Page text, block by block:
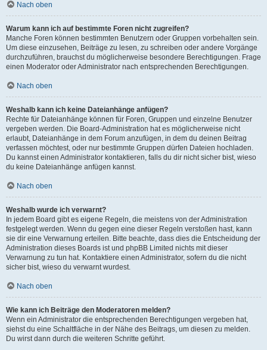
Nach oben
Warum kann ich auf bestimmte Foren nicht zugreifen?
Manche Foren können bestimmten Benutzern oder Gruppen vorbehalten sein.
Um diese einzusehen, Beiträge zu lesen, zu schreiben oder andere Vorgänge
durchzuführen, brauchst du möglicherweise besondere Berechtigungen. Frage
einen Moderator oder Administrator nach entsprechenden Berechtigungen.
Nach oben
Weshalb kann ich keine Dateianhänge anfügen?
Rechte für Dateianhänge können für Foren, Gruppen und einzelne Benutzer
vergeben werden. Die Board-Administration hat es möglicherweise nicht
erlaubt, Dateianhänge in dem Forum anzufügen, in dem du deinen Beitrag
verfassen möchtest, oder nur bestimmte Gruppen dürfen Dateien hochladen.
Du kannst einen Administrator kontaktieren, falls du dir nicht sicher bist, wieso
du keine Dateianhänge anfügen kannst.
Nach oben
Weshalb wurde ich verwarnt?
In jedem Board gibt es eigene Regeln, die meistens von der Administration
festgelegt werden. Wenn du gegen eine dieser Regeln verstoßen hast, kann
sie dir eine Verwarnung erteilen. Bitte beachte, dass dies die Entscheidung der
Administration dieses Boards ist und phpBB Limited nichts mit dieser
Verwarnung zu tun hat. Kontaktiere einen Administrator, sofern du die nicht
sicher bist, wieso du verwarnt wurdest.
Nach oben
Wie kann ich Beiträge den Moderatoren melden?
Wenn ein Administrator die entsprechenden Berechtigungen vergeben hat,
siehst du eine Schaltfläche in der Nähe des Beitrags, um diesen zu melden.
Du wirst dann durch die weiteren Schritte geführt.